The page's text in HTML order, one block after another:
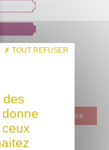
dans aucune structure
des
TOUT REFUSER